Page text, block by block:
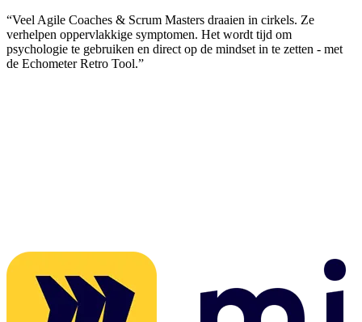
“Veel Agile Coaches & Scrum Masters draaien in cirkels. Ze
verhelpen oppervlakkige symptomen. Het wordt tijd om
psychologie te gebruiken en direct op de mindset in te zetten - met
de Echometer Retro Tool.”